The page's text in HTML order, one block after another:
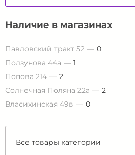
Наличие в магазинах
Павловский тракт 52
0
Ползунова 44а
1
Попова 214
2
Солнечная Поляна 22а
2
Власихинская 49в
0
Все товары категории